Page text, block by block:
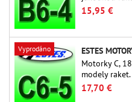
motory
4 motor
raket Estes
raket.
15,95 €
Vyprodáno
ESTES
Motorky C,
modely
sekund u
raket.
17,70 €